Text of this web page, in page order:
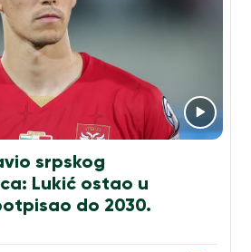
srpskog
Lukić ostao u
do 2030.